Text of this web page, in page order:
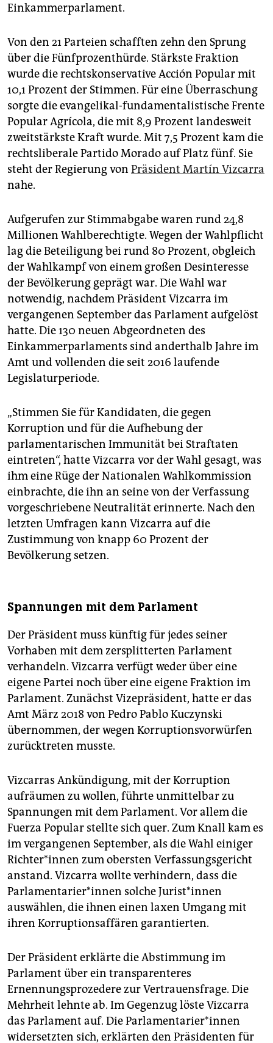
Einkammerparlament.
Von den 21 Parteien schafften zehn den Sprung
über die Fünfprozenthürde. Stärkste Fraktion
wurde die rechtskonservative Acción Popular mit
10,1 Prozent der Stimmen. Für eine Überraschung
sorgte die evangelikal-fundamentalistische Frente
Popular Agrícola, die mit 8,9 Prozent landesweit
zweitstärkste Kraft wurde. Mit 7,5 Prozent kam die
rechtsliberale Partido Morado auf Platz fünf. Sie
steht der Regierung von Präsident Martín Vizcarra
nahe.
Aufgerufen zur Stimmabgabe waren rund 24,8
Millionen Wahlberechtigte. Wegen der Wahlpflicht
lag die Beteiligung bei rund 80 Prozent, obgleich
der Wahlkampf von einem großen Desinteresse
der Bevölkerung geprägt war. Die Wahl war
notwendig, nachdem Präsident Vizcarra im
vergangenen September das Parlament aufgelöst
hatte. Die 130 neuen Abgeordneten des
Einkammerparlaments sind anderthalb Jahre im
Amt und vollenden die seit 2016 laufende
Legislaturperiode.
„Stimmen Sie für Kandidaten, die gegen
Korruption und für die Aufhebung der
parlamentarischen Immunität bei Straftaten
eintreten“, hatte Vizcarra vor der Wahl gesagt, was
ihm eine Rüge der Nationalen Wahlkommission
einbrachte, die ihn an seine von der Verfassung
vorgeschriebene Neutralität erinnerte. Nach den
letzten Umfragen kann Vizcarra auf die
Zustimmung von knapp 60 Prozent der
Bevölkerung setzen.
Spannungen mit dem Parlament
Der Präsident muss künftig für jedes seiner
Vorhaben mit dem zersplitterten Parlament
verhandeln. Vizcarra verfügt weder über eine
eigene Partei noch über eine eigene Fraktion im
Parlament. Zunächst Vizepräsident, hatte er das
Amt März 2018 von Pedro Pablo Kuczynski
übernommen, der wegen Korruptionsvorwürfen
zurücktreten musste.
Vizcarras Ankündigung, mit der Korruption
aufräumen zu wollen, führte unmittelbar zu
Spannungen mit dem Parlament. Vor allem die
Fuerza Popular stellte sich quer. Zum Knall kam es
im vergangenen September, als die Wahl einiger
Richter*innen zum obersten Verfassungsgericht
anstand. Vizcarra wollte verhindern, dass die
Parlamentarier*innen solche Jurist*innen
auswählen, die ihnen einen laxen Umgang mit
ihren Korruptionsaffären garantierten.
Der Präsident erklärte die Abstimmung im
Parlament über ein transparenteres
Ernennungsprozedere zur Vertrauensfrage. Die
Mehrheit lehnte ab. Im Gegenzug löste Vizcarra
das Parlament auf. Die Parlamentarier*innen
widersetzten sich, erklärten den Präsidenten für